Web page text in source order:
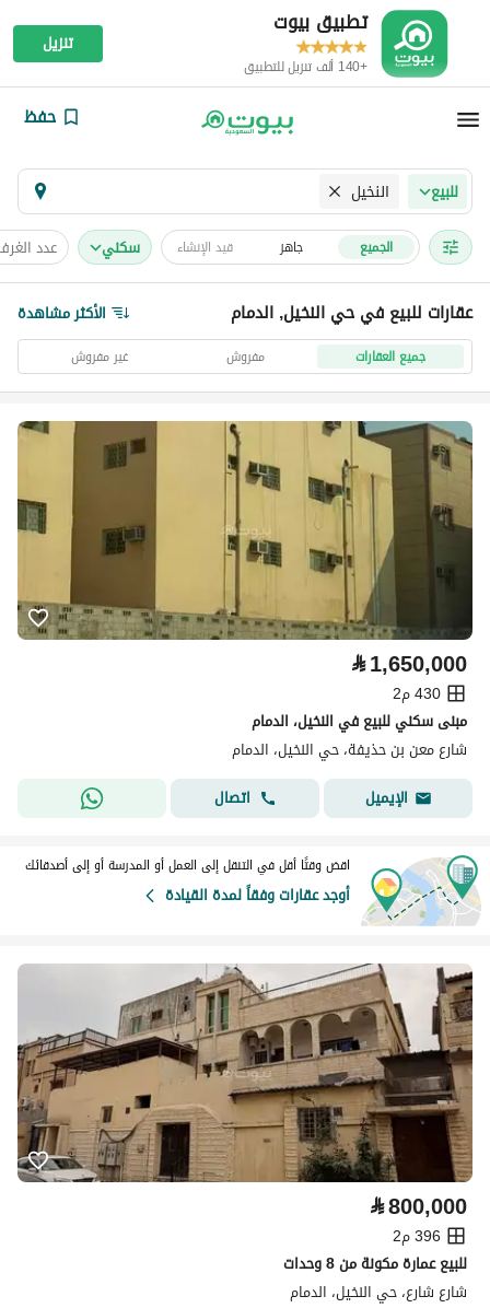
تطبيق بيوت
+140 ألف تنزيل للتطبيق
تنزيل
حفظ
للبيع النخيل
الجميع جاهز قيد الإنشاء سكني عدد
عقارات للبيع في حي النخيل, الدمام الأكثر مشاهدة
جميع العقارات مفروش غير مفروش
⃁1,650,000
430 م2
مبنى سكني للبيع في النخيل، الدمام
شارع معن بن حذيفة، حي النخيل، الدمام
الإيميل
اتصال
اقض وقتًا أقل في التنقل إلى العمل أو المدرسة أو إلى أصدقائك
أوجد عقارات وفقاً لمدة القيادة
⃁800,000
396 م2
للبيع عمارة مكونة من 8 وحدات
شارع شارع، حي النخيل، الدمام